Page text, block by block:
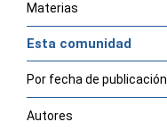
Materias
Esta comunidad
Por fecha de publicación
Autores